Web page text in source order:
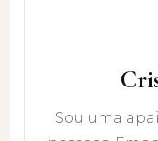
Sou uma